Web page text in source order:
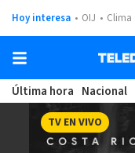
Hoy interesa OIJ Clima
Última hora Nacional
TV EN VIVO